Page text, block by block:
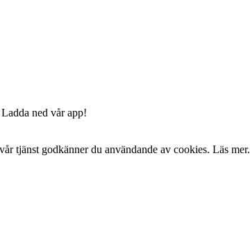
ned vår app!
tjänst godkänner du användande av cookies. Läs mer.